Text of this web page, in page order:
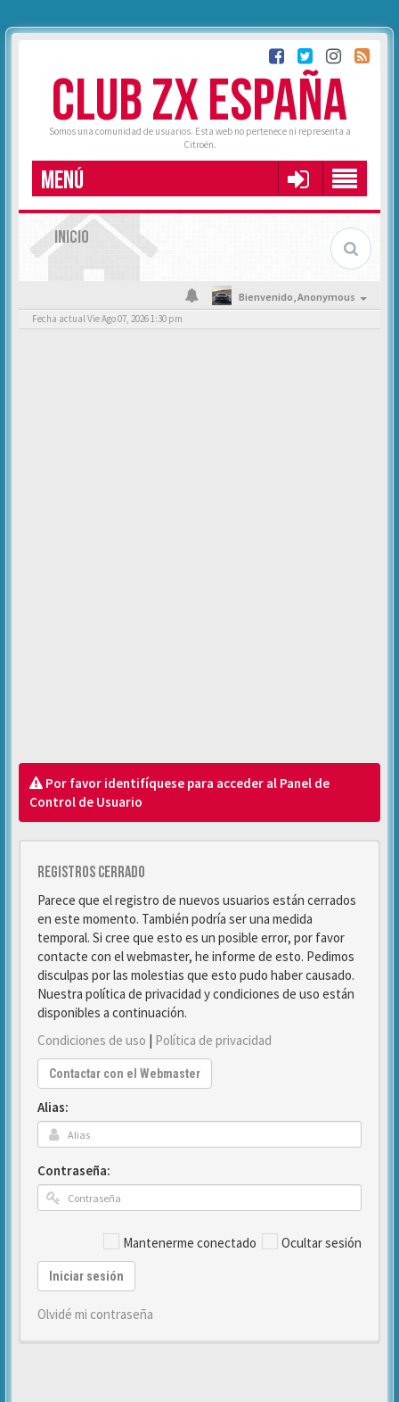
CLUB ZX ESPAÑA
Somos una comunidad de usuarios. Esta web no pertenece ni representa a
Citroën.
MENÚ
INICIO
Bienvenido,Anonymous
Fecha actual Vie Ago 07, 2026 1:30 pm
Por favor identifíquese para acceder al Panel de
Control de Usuario
Registros cerrado
Parece que el registro de nuevos usuarios están cerrados
en este momento. También podría ser una medida
temporal. Si cree que esto es un posible error, por favor
contacte con el webmaster, he informe de esto. Pedimos
disculpas por las molestias que esto pudo haber causado.
Nuestra política de privacidad y condiciones de uso están
disponibles a continuación.
Condiciones de uso | Política de privacidad
Contactar con el Webmaster
Alias:
Contraseña:
Mantenerme conectado Ocultar sesión
Iniciar sesión
Olvidé mi contraseña